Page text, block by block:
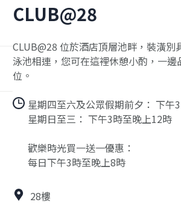
CLUB@28
CLUB@28 位於酒店頂層池畔，裝潢
泳池相連，您可在這裡休憩小酌，一
位。
星期四至六及公眾假期前夕： 下午
星期日至三： 下午3時至晚上12時
歡樂時光買一送一優惠：
每日下午3時至晚上8時
28樓